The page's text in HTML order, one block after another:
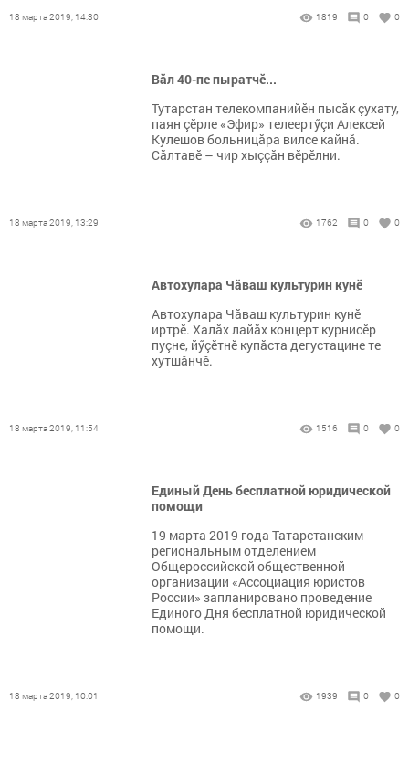
18 марта 2019, 14:30 1819 0 0
Вăл 40-пе пыратчӗ...
Тутарстан телекомпанийӗн пысăк çухату,
паян çӗрле «Эфир» телеертӳçи Алексей
Кулешов больницăра вилсе кайнă.
Сăлтавӗ – чир хыççăн вӗрӗлни.
18 марта 2019, 13:29 1762 0 0
Автохулара Чăваш культурин кунӗ
Автохулара Чăваш культурин кунӗ
иртрӗ. Халăх лайăх концерт курнисӗр
пуçне, йӳçӗтнӗ купăста дегустацине те
хутшăнчӗ.
18 марта 2019, 11:54 1516 0 0
Единый День бесплатной юридической
помощи
19 марта 2019 года Татарстанским
региональным отделением
Общероссийской общественной
организации «Ассоциация юристов
России» запланировано проведение
Единого Дня бесплатной юридической
помощи.
18 марта 2019, 10:01 1939 0 0